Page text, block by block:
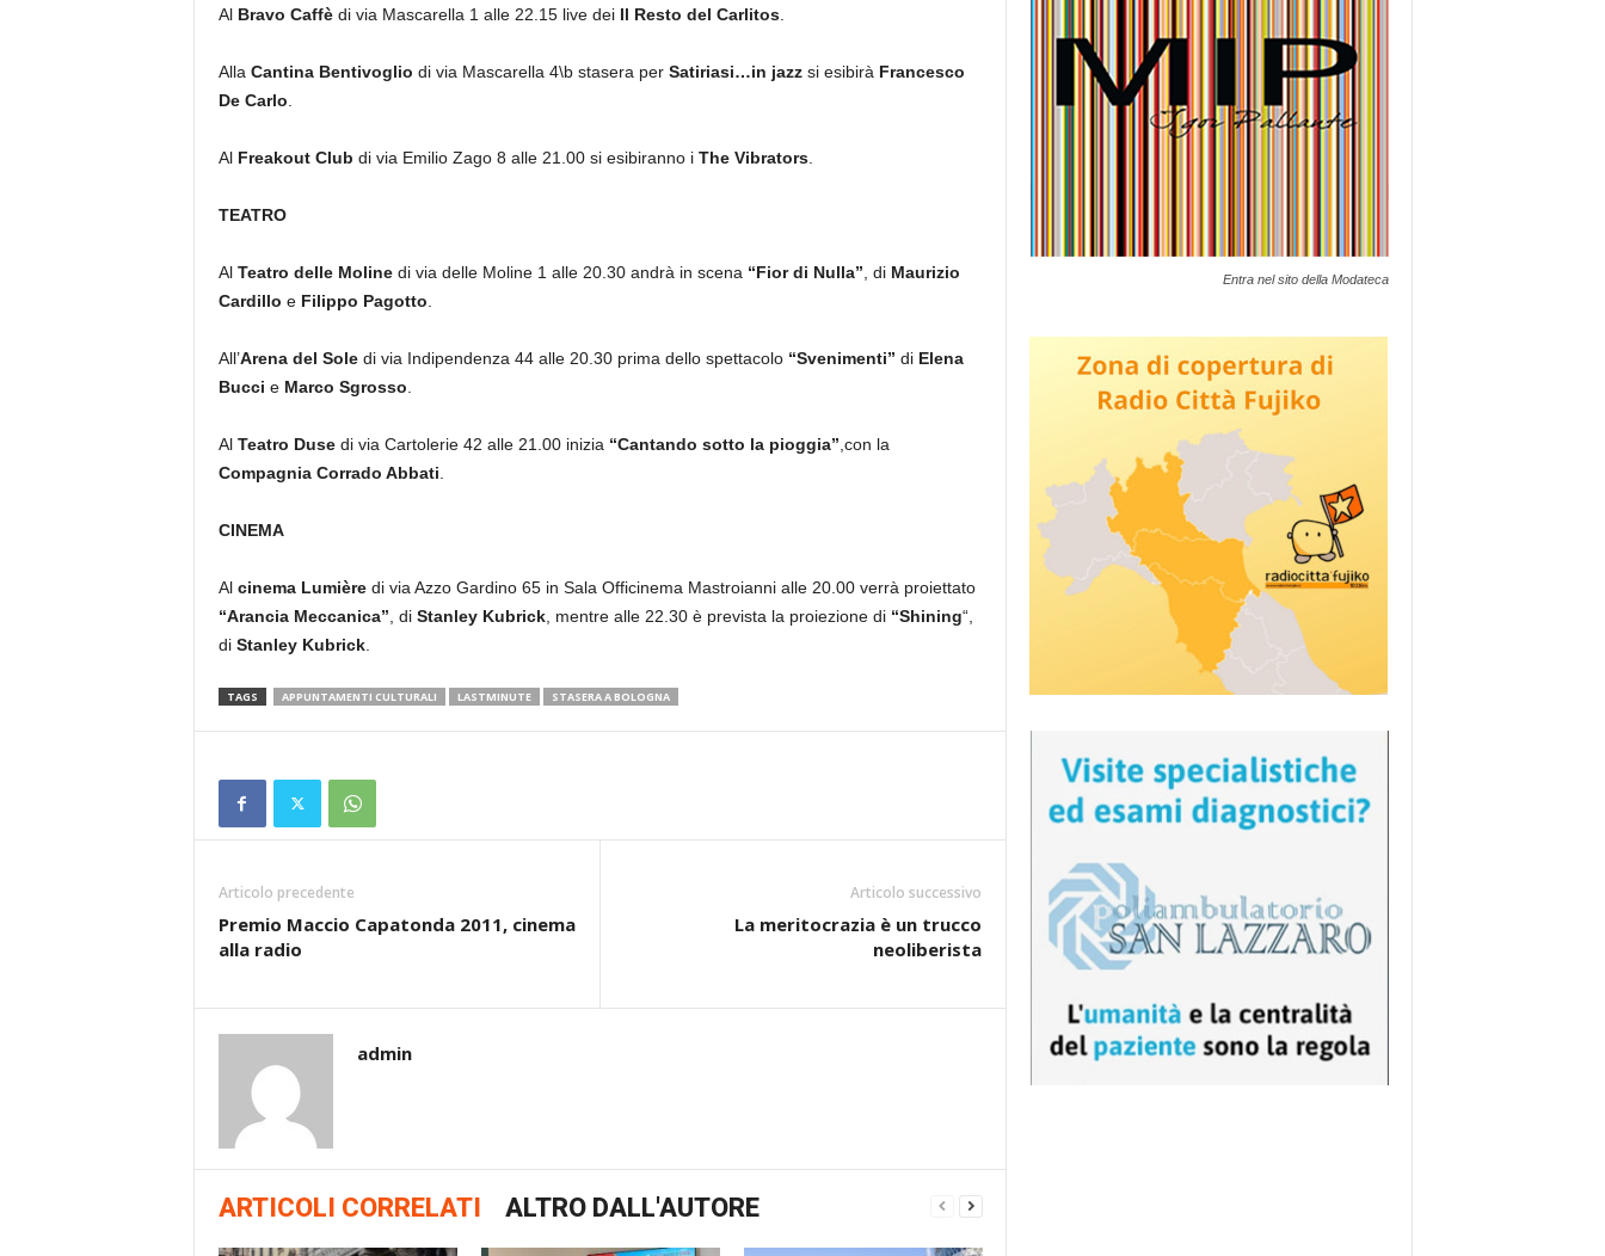
AlBravo Caffèdi via Mascarella 1 alle 22.15 live deiIl Resto del Carlitos.
Alla Cantina Bentivoglio di via Mascarella 4\b stasera perSatiriasi…in jazzsi esibirà Francesco
De Carlo
Al Freakout Club di via Emilio Zago 8 alle 21.00 si esibiranno i The Vibrators.
TEATRO
Al Teatro delle Molinedi via delle Moline 1 alle 20.30 andrà in scena “Fior di Nulla” , di Maurizio
Cardillo eFilippo Pagotto
All’Arena del Soledi via Indipendenza 44 alle 20.30 prima dello spettacolo “Svenimenti” di Elena
Bucci eMarco Sgrosso
AlTeatro Dusedi via Cartolerie 42 alle 21.00 inizia “Cantando sotto la pioggia” ,con la
Compagnia Corrado Abbati
CINEMA
Al cinema Lumièredi via Azzo Gardino 65 in Sala Officinema Mastroianni alle 20.00 verrà proiettato
“Arancia Meccanica” , di Stanley Kubrick, mentre alle 22.30 è prevista la proiezione di “Shining“,
di Stanley Kubrick.
TAGS APPUNTAMENTI CULTURALI LASTMINUTE STASERA A BOLOGNA
Articolo precedente
Premio Maccio Capatonda 2011, cinema
alla radio
Articolo successivo
La meritocrazia è un trucco
neoliberista
admin
ARTICOLI CORRELATI ALTRO DALL'AUTORE
Entra nel sito della Modateca